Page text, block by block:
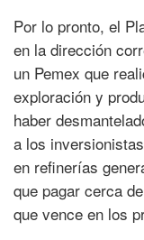
Por lo pronto, el
en la dirección
un Pemex que
exploración y
haber
a los
en refinerías
que pagar cerca
que vence en los